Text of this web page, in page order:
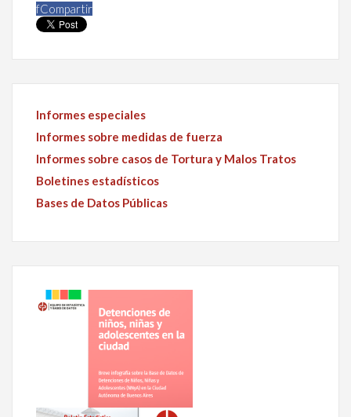
fCompartir
Informes especiales
Informes sobre medidas de fuerza
Informes sobre casos de Tortura y Malos Tratos
Boletines estadísticos
Bases de Datos Públicas